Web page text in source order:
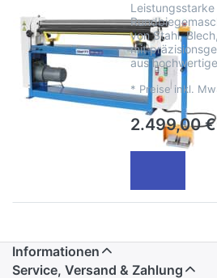
von Stahl,
mit
aus
* Preise inkl.
2.499,00
Informationen
Service, Versand & Zahlung